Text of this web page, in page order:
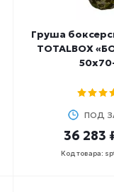
Груша
TOTALBOX
ПОД
36 283
Код товара: